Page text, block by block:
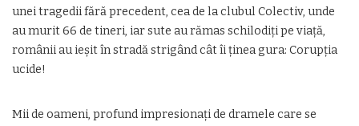
unei tragedii fără precedent, cea de la clubul Colectiv, unde
au murit 66 de tineri, iar sute au rămas schilodiţi pe viaţă,
românii au ieşit în stradă strigând cât îi ţinea gura: Corupţia
ucide!
Mii de oameni, profund impresionaţi de dramele care se